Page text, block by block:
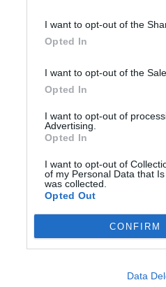
I want to opt-out of the
Opted In
I want to opt-out of the
Opted In
I want to opt-out of
Advertising.
Opted In
I want to opt-out of
of my Personal Data that
was collected.
Opted Out
CONFIRM
Data
Ulldecona i reprova el govern municipal